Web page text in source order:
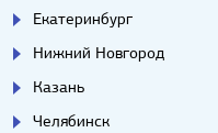
Екатеринбург
Нижний Новгород
Казань
Челябинск